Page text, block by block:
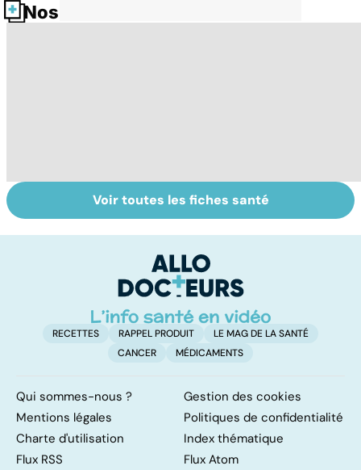
Nos fiches santé
HPV : tout savoir
sur les
Glandes
salivaires : les
glande parotide
Voir toutes les fiches santé
RECETTES RAPPEL PRODUIT
LE MAG DE LA SANTÉ
CANCER
MÉDICAMENTS
Qui sommes-nous ?
Gestion des cookies
Mentions légales
Politiques de confidentialité
Charte d'utilisation
Index thématique
Flux RSS
Flux Atom